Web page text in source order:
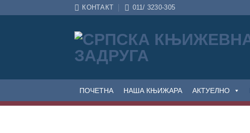
КОНТАКТ 011/ 3230-305
ПОЧЕТНА НАША КЊИЖАРА АКТУЕЛНО